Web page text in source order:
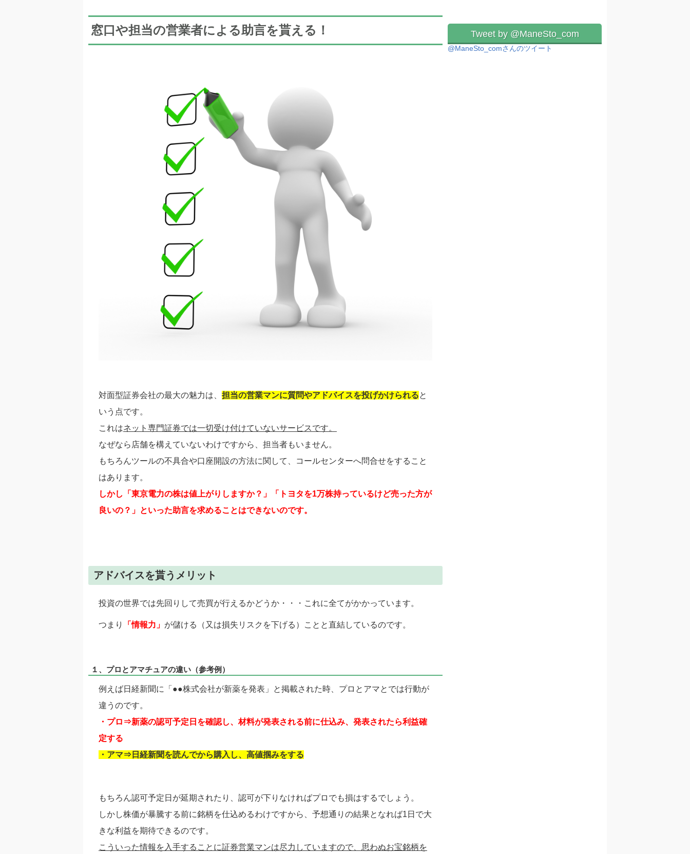
窓口や担当の営業者による助言を貰える！
対面型証券会社の最大の魅力は、 担当の営業マンに質問やアドバイスを投げかけられると
いう点です。
これはネット専門証券では一切受け付けていないサービスです。
なぜなら店舗を構えていないわけですから、担当者もいません。
もちろんツールの不具合や口座開設の方法に関して、コールセンターへ問合せをすること
はあります。
しかし「東京電力の株は値上がりしますか？」「トヨタを1万株持っているけど売った方が
良いの？」といった助言を求めることはできないのです。
アドバイスを貰うメリット
投資の世界では先回りして売買が行えるかどうか・・・これに全てがかかっています。
つまり 「情報力」 が儲ける（又は損失リスクを下げる）ことと直結しているのです。
１、プロとアマチュアの違い（参考例）
例えば日経新聞に「●●株式会社が新薬を発表」と掲載された時、プロとアマとでは行動が
違うのです。
・プロ⇒新薬の認可予定日を確認し、材料が発表される前に仕込み、発表されたら利益確
定する
・アマ⇒日経新聞を読んでから購入し、高値掴みをする
もちろん認可予定日が延期されたり、認可が下りなければプロでも損はするでしょう。
しかし株価が暴騰する前に銘柄を仕込めるわけですから、予想通りの結果となれば1日で大
きな利益を期待できるのです。
こういった情報を入手することに証券営業マンは尽力していますので、思わぬお宝銘柄を
Tweet by @ManeSto_com
@ManeSto_comさんのツイート